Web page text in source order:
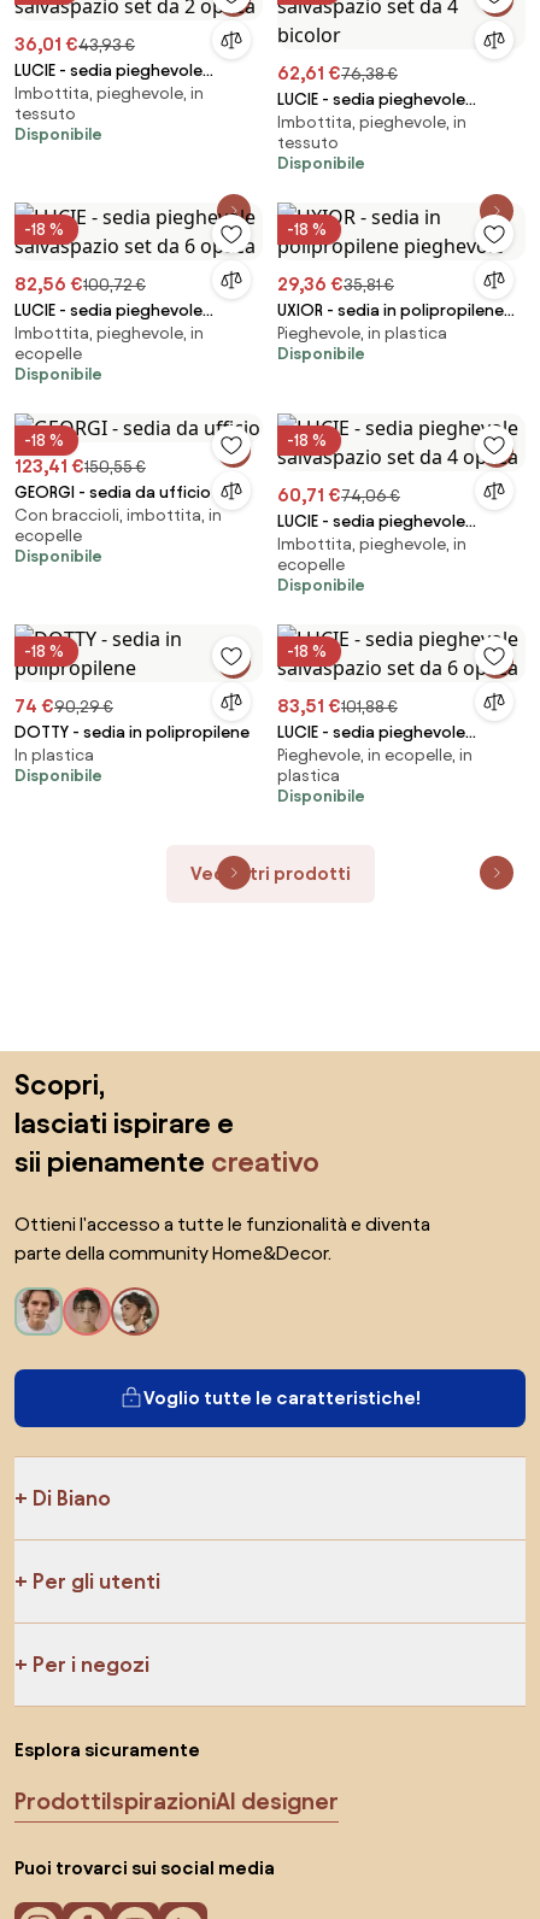
36,01 €43,93 €
LUCIE - sedia pieghevole
salvaspazio set da 2 opaca
Imbottita, pieghevole, in
tessuto
Disponibile
62,61 €76,38 €
LUCIE - sedia pieghevole
salvaspazio set da 4 bicolor
Imbottita, pieghevole, in
tessuto
Disponibile
-18 %
82,56 €100,72 €
LUCIE - sedia pieghevole
salvaspazio set da 6 opaca
Imbottita, pieghevole, in
ecopelle
Disponibile
-18 %
29,36 €35,81 €
UXIOR - sedia in polipropilene
pieghevole
Pieghevole, in plastica
Disponibile
-18 %
123,41 €150,55 €
GEORGI - sedia da ufficio
Con braccioli, imbottita, in
ecopelle
Disponibile
-18 %
60,71 €74,06 €
LUCIE - sedia pieghevole
salvaspazio set da 4 opaca
Imbottita, pieghevole, in
ecopelle
Disponibile
-18 %
74 €90,29 €
DOTTY - sedia in polipropilene
In plastica
Disponibile
-18 %
83,51 €101,88 €
LUCIE - sedia pieghevole
salvaspazio set da 6 opaca
Pieghevole, in ecopelle, in
plastica
Disponibile
Vedi altri prodotti
Scopri,
lasciati ispirare e
sii pienamente creativo
Ottieni l'accesso a tutte le funzionalità e diventa
parte della community Home&Decor.
Voglio tutte le caratteristiche!
Di Biano
Per gli utenti
Per i negozi
Esplora sicuramente
ProdottiIspirazioniAI designer
Puoi trovarci sui social media